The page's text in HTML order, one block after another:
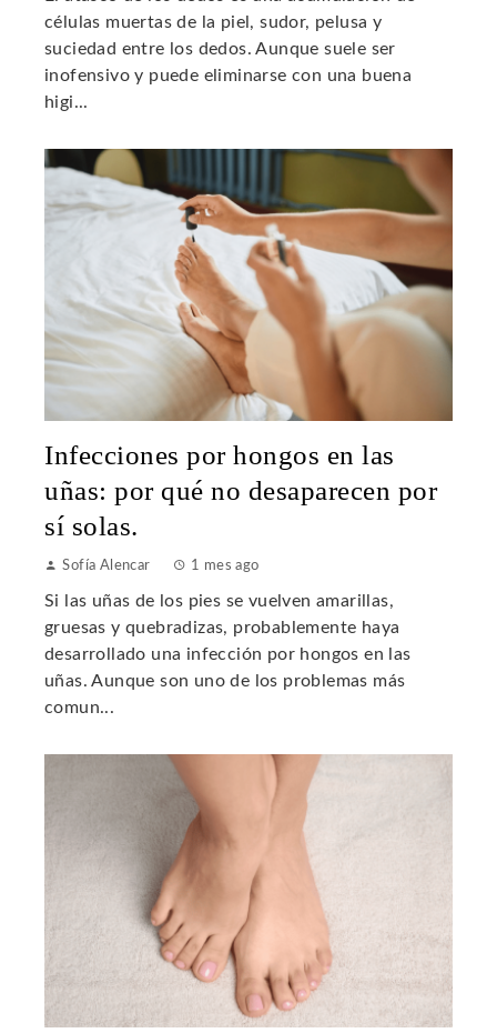
células muertas de la piel, sudor, pelusa y
suciedad entre los dedos. Aunque suele ser
inofensivo y puede eliminarse con una buena
higi...
Infecciones por hongos en las
uñas: por qué no desaparecen por
sí solas.
Sofía Alencar 1 mes ago
Si las uñas de los pies se vuelven amarillas,
gruesas y quebradizas, probablemente haya
desarrollado una infección por hongos en las
uñas. Aunque son uno de los problemas más
comun...